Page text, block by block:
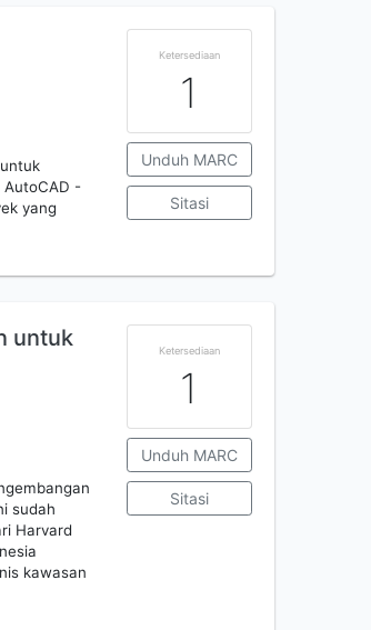
AutoCAD -
yang
Ketersediaan
1
Unduh MARC
Sitasi
untuk
sudah
Harvard
kawasan
Ketersediaan
1
Unduh MARC
Sitasi